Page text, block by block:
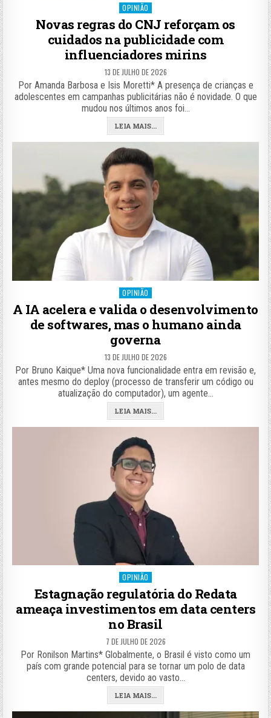
Posted
in
OPINIÃO
Novas regras do CNJ reforçam os
cuidados na publicidade com
influenciadores mirins
13 DE JULHO DE 2026
Por Amanda Barbosa e Isis Moretti* A presença de crianças e
adolescentes em campanhas publicitárias não é novidade. O que
mudou nos últimos anos foi…
LEIA MAIS...
Posted
in
OPINIÃO
A IA acelera e valida o desenvolvimento
de softwares, mas o humano ainda
governa
13 DE JULHO DE 2026
Por Bruno Kaique* Uma nova funcionalidade entra em revisão e,
antes mesmo do deploy (processo de transferir um código ou
atualização do computador), um agente…
LEIA MAIS...
Posted
OPINIÃO
Estagnação regulatória do Redata
ameaça investimentos em data centers
no Brasil
7 DE JULHO DE 2026
Por Ronilson Martins* Globalmente, o Brasil é visto como um
país com grande potencial para se tornar um polo de data
centers, devido ao vasto…
LEIA MAIS...